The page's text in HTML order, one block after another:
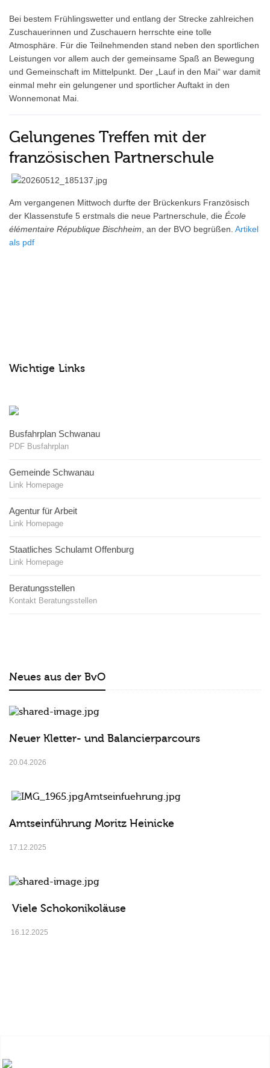
Bei bestem Frühlingswetter und entlang der Strecke zahlreichen
Zuschauerinnen und Zuschauern herrschte eine tolle
Atmosphäre. Für die Teilnehmenden stand neben den sportlichen
Leistungen vor allem auch der gemeinsame Spaß an Bewegung
und Gemeinschaft im Mittelpunkt. Der „Lauf in den Mai“ war damit
einmal mehr ein gelungener und sportlicher Auftakt in den
Wonnemonat Mai.
Gelungenes Treffen mit der
französischen Partnerschule
Am vergangenen Mittwoch durfte der Brückenkurs Französisch
der Klassenstufe 5 erstmals die neue Partnerschule, die École
élémentaire République Bischheim , an der BVO begrüßen. Artikel
als pdf
Wichtige Links
Busfahrplan Schwanau
PDF Busfahrplan
Gemeinde Schwanau
Link Homepage
Agentur für Arbeit
Link Homepage
Staatliches Schulamt Offenburg
Link Homepage
Beratungsstellen
Kontakt Beratungsstellen
Neues aus der BvO
Neuer Kletter- und Balancierparcours
20.04.2026
Amtseinführung Moritz Heinicke
17.12.2025
Viele Schokonikoläuse
16.12.2025